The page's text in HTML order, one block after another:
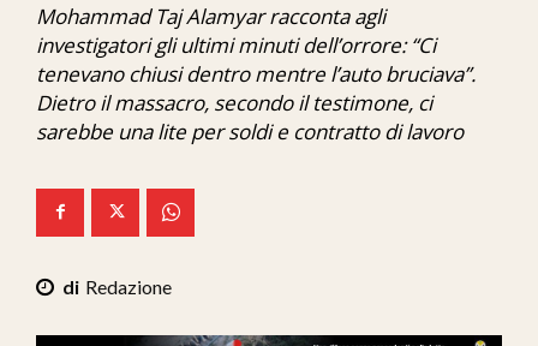
Economia
Ita-Mondo
C7 Play
We Calabria
Mix Zone
Mohammad Taj Alamyar racconta agli
investigatori gli ultimi minuti dell’orrore: “Ci
tenevano chiusi dentro mentre l’auto bruciava”.
Dietro il massacro, secondo il testimone, ci
sarebbe una lite per soldi e contratto di lavoro
Redazione